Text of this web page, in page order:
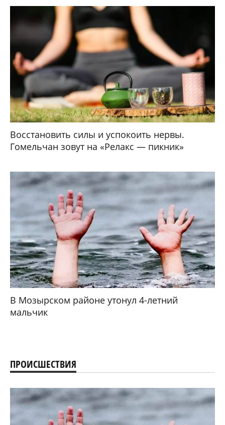
Восстановить силы и успокоить нервы.
Гомельчан зовут на «Релакс — пикник»
В Мозырском районе утонул 4-летний
мальчик
ПРОИСШЕСТВИЯ